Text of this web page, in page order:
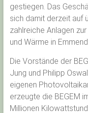
gestiegen. Das
sich damit derzeit auf
zahlreiche Anlagen
und Wärme in
Die Vorstände der
Jung und Philipp
eigenen
erzeugte die BEGEM
Millionen